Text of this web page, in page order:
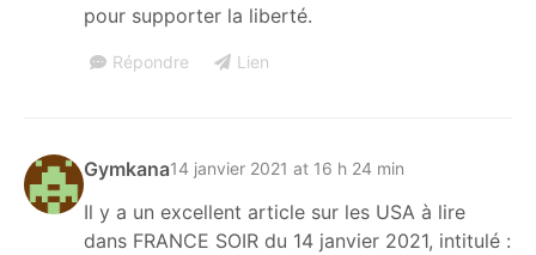
pour supporter la liberté.
Répondre Lien
Gymkana14 janvier 2021 at 16 h 24 min
Il y a un excellent article sur les USA à lire
dans FRANCE SOIR du 14 janvier 2021, intitulé :